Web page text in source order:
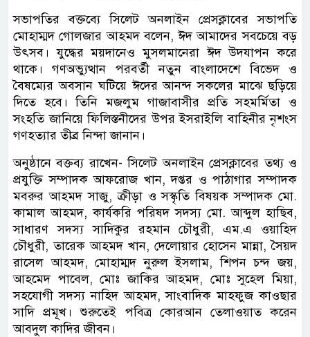
সভাপতির বক্তব্যে সিলেট অনলাইন প্রেসক্লাবের সভাপতি
মোহাম্মদ গোলজার আহমদ বলেন, ঈদ আমাদের সবচেয়ে বড়
উৎসব। যুদ্ধের ময়দানেও মুসলমানেরা ঈদ উদযাপন করে
থাকে। গণঅভ্যুত্থান পরবর্তী নতুন বাংলাদেশে বিভেদ ও
বৈষম্যের অবসান ঘটিয়ে ঈদের আনন্দ সকলের মাঝে ছড়িয়ে
দিতে হবে। তিনি মজলুম গাজাবাসীর প্রতি সহমর্মিতা ও
সংহতি জানিয়ে ফিলিস্তনীদের উপর ইসরাইলি বাহিনীর নৃশংস
গণহত্যার তীব্র নিন্দা জানান।
অনুষ্ঠানে বক্তব্য রাখেন- সিলেট অনলাইন প্রেসক্লাবের তথ্য ও
প্রযুক্তি সম্পাদক আফরোজ খান, দপ্তর ও পাঠাগার সম্পাদক
মবরুর আহমদ সাজু, ক্রীড়া ও সস্কৃতি বিষয়ক সম্পাদক মো.
কামাল আহমদ, কার্যকরি পরিষদ সদস্য মো. আব্দুল হাছিব,
সাধারণ সদস্য সাদিকুর রহমান চৌধুরী, এম.এ ওয়াহিদ
চৌধুরী, তারেক আহমদ খান, দেলোয়ার হোসেন মান্না, সৈয়দ
রাসেল আহমদ, মোহাম্মদ নুরুল ইসলাম, শিপন চন্দ জয়,
আহমেদ পাবেল, মোঃ জাকির আহমদ, মোঃ সুহেল মিয়া,
সহযোগী সদস্য নাহিদ আহমদ, সাংবাদিক মাহফুজ কাওছার
সাদি প্রমূখ। শুরুতেই পবিত্র কোরআন তেলাওয়াত করেন
আবদুল কাদির জীবন।